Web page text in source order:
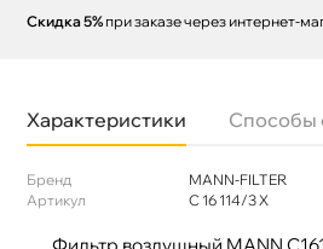
Скидка 5% при заказе через интернет-
Характеристики Способы
Бренд
MANN-FILTER
Артикул
C 16 114/3 Х
Фильтр воздушный MANN